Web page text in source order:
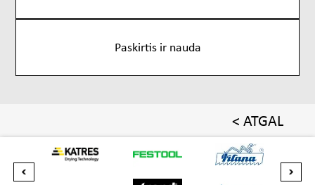
Paskirtis ir nauda
< ATGAL